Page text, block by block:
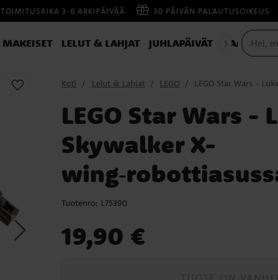
TOIMITUSAIKA 3-6 ARKIPÄIVÄÄ 30 PÄIVÄN PALAUTUSOIKEUS
MAKEISET LELUT & LAHJAT JUHLAPÄIVÄT
Koti Lelut & Lahjat LEGO LEGO Star Wars -
LEGO Star Wars -
Skywalker X-
Tuotenro: L75390
19,90 €